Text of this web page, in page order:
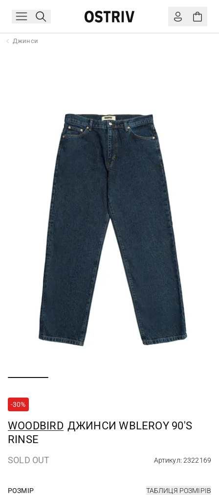
Джинси
-30%
WOODBIRD ДЖИНСИ WBLEROY 90'S
RINSE
SOLD OUT Артикул: 2322169
РОЗМІР ТАБЛИЦЯ РОЗМІРІВ